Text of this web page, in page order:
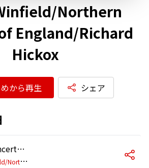
Northern
England/Richard
Hickox
から再生 シェア
Oboe Concerto in A minor: I. Rondo pastorale (Allegro moderato)
R
oger Winfield/Northern Sinfonia of England/Richard Hickox